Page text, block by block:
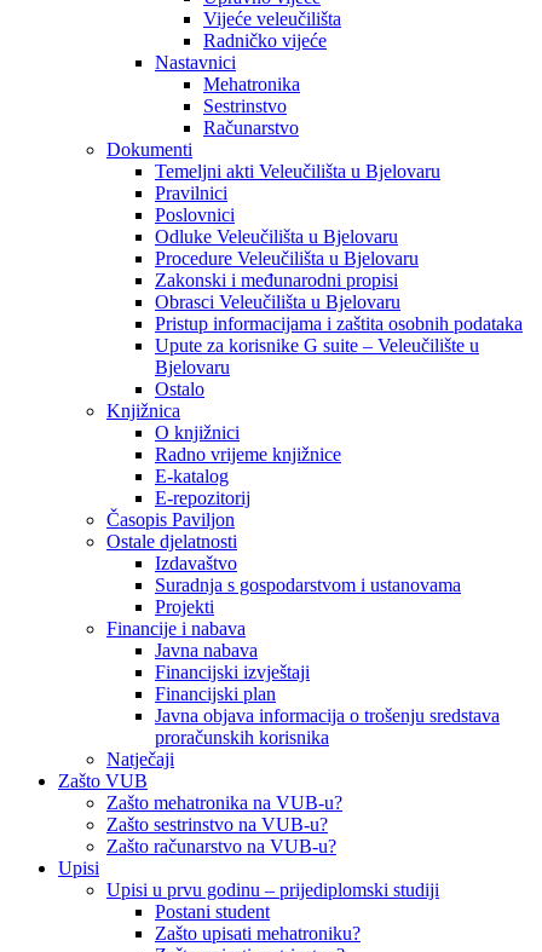
Vijeće veleučilišta
Radničko vijeće
Nastavnici
Mehatronika
Sestrinstvo
Računarstvo
Dokumenti
Temeljni akti Veleučilišta u Bjelovaru
Pravilnici
Poslovnici
Odluke Veleučilišta u Bjelovaru
Procedure Veleučilišta u Bjelovaru
Zakonski i međunarodni propisi
Obrasci Veleučilišta u Bjelovaru
Pristup informacijama i zaštita osobnih podataka
Upute za korisnike G suite – Veleučilište u
Bjelovaru
Ostalo
Knjižnica
O knjižnici
Radno vrijeme knjižnice
E-katalog
E-repozitorij
Časopis Paviljon
Ostale djelatnosti
Izdavaštvo
Suradnja s gospodarstvom i ustanovama
Projekti
Financije i nabava
Javna nabava
Financijski izvještaji
Financijski plan
Javna objava informacija o trošenju sredstava
proračunskih korisnika
Natječaji
Zašto VUB
Zašto mehatronika na VUB-u?
Zašto sestrinstvo na VUB-u?
Zašto računarstvo na VUB-u?
Upisi
Upisi u prvu godinu – prijediplomski studiji
Postani student
Zašto upisati mehatroniku?